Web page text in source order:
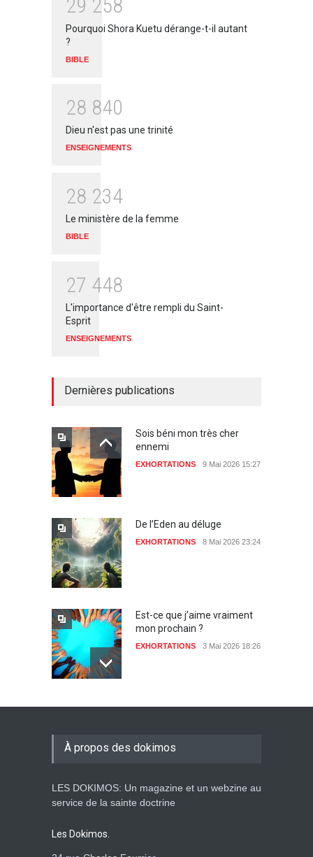
29 258
Pourquoi Shora Kuetu dérange-t-il autant
?
BIBLE
28 840
Dieu n'est pas une trinité
ENSEIGNEMENTS
28 234
Le ministère de la femme
BIBLE
27 448
L'importance d'être rempli du Saint-
Esprit
ENSEIGNEMENTS
Dernières publications
Sois béni mon très cher
ennemi
EXHORTATIONS 9 Mai 2026 15:27
De l’Eden au déluge
EXHORTATIONS 8 Mai 2026 23:24
Est-ce que j’aime vraiment
mon prochain ?
EXHORTATIONS 3 Mai 2026 18:26
De l'Eden au déluge
Avant la fondation du
À propos des dokimos
LES DOKIMOS: Un magazine et un webzine au
service de la sainte doctrine
Les Dokimos.